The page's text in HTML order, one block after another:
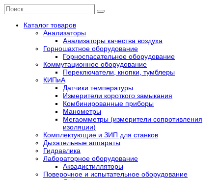
Перейти
к
содержанию
Search
for:
Каталог товаров
Анализаторы
Анализаторы качества воздуха
Горношахтное оборудование
Горноспасательное оборудование
Коммутационное оборудование
Переключатели, кнопки, тумблеры
КИПиА
Датчики температуры
Измерители короткого замыкания
Комбинированные приборы
Манометры
Мегаомметры (измерители сопротивления
изоляции)
Комплектующие и ЗИП для станков
Дыхательные аппараты
Гидравлика
Лабораторное оборудование
Аквадистилляторы
Поверочное и испытательное оборудование